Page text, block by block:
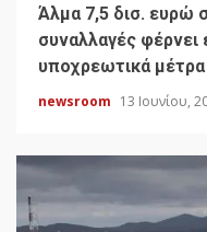
Άλμα 7,5 δισ. ευρώ
συναλλαγές
υποχρεωτικά μέτρα
newsroom 13 Ιουνίου,